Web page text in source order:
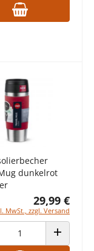
dunkelrot
29,99 €
MwSt., zzgl. Versand
VERRINGERN ANZAHL